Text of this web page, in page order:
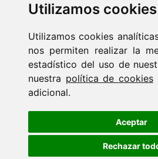
Utilizamos cookies
Utilizamos cookies
nos permiten realizar la
estadístico del uso de
nuestra política de cookies
adicional.
Aceptar
Rechazar
ejaso_comunica@ejaso.com
(+34) 915 341 480